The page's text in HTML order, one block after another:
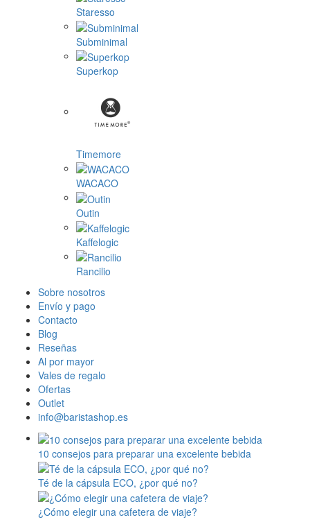
Staresso
Subminimal
Superkop
Timemore
WACACO
Outin
Kaffelogic
Rancilio
Sobre nosotros
Envío y pago
Contacto
Blog
Reseñas
Al por mayor
Vales de regalo
Ofertas
Outlet
info@baristashop.es
10 consejos para preparar una excelente bebida
Té de la cápsula ECO, ¿por qué no?
¿Cómo elegir una cafetera de viaje?